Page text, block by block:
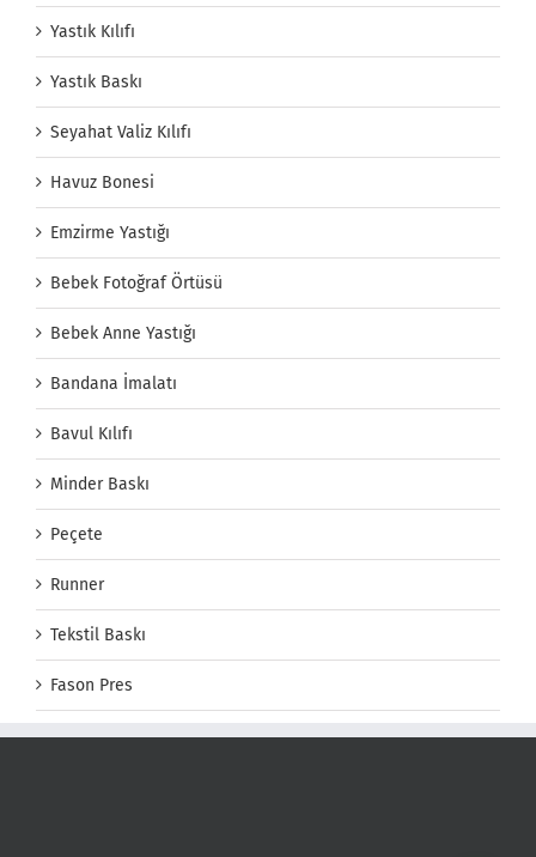
Yastık Kılıfı
Yastık Baskı
Seyahat Valiz Kılıfı
Havuz Bonesi
Emzirme Yastığı
Bebek Fotoğraf Örtüsü
Bebek Anne Yastığı
Bandana İmalatı
Bavul Kılıfı
Minder Baskı
Peçete
Runner
Tekstil Baskı
Fason Pres